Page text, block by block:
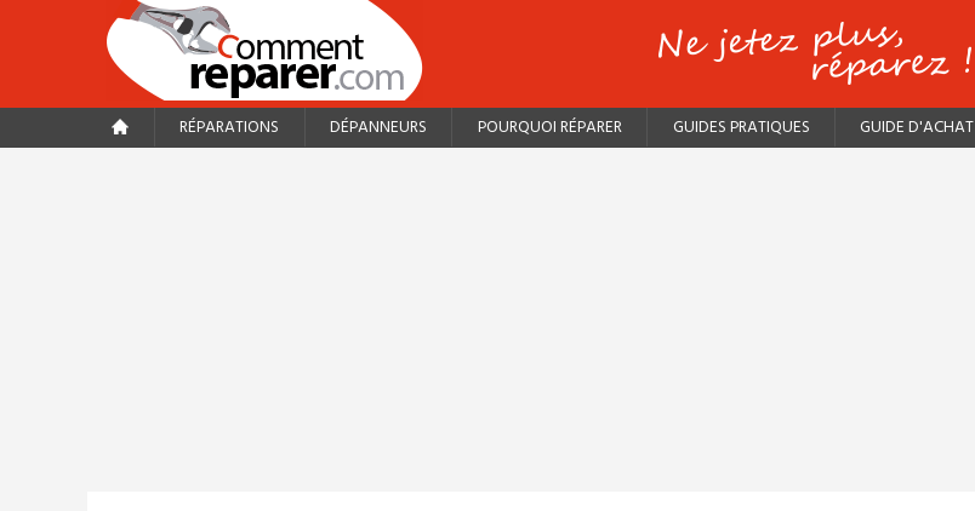
RÉPARATIONS DÉPANNEURS POURQUOI RÉPARER GUIDES PRATIQUES GUIDE D'ACHAT